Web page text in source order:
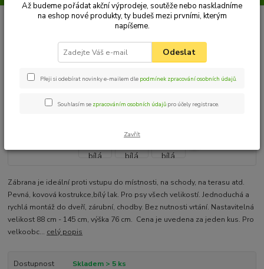
Příslušenství Bezpečnostní zábrana bílá šroubovací
Bezpečnostní zábrana bílá
šroubovací
Zábrana je ideální proti vstupu do místnosti, na schody, na terasu atd.
Pevná, kovová kostrukce,bílý lak. Pro psy všech velikostí. Jednoduchá a
rychlá montáž do dveří, zárubní, chodby. Bez nutnosti vrtání. Nastavitelná
velikost 88 cm - 145 cm, výška 76 cm. Cena je uvedena za jeden kus. Pro
velkoobc... celý popis
Dostupnost Skladem > 5 ks
Až budeme pořádat akční výprodeje, soutěže nebo naskladníme
na eshop nové produkty, ty budeš mezi prvními, kterým
napíšeme.
Odeslat
Přeji si odebírat novinky e-mailem dle podmínek zpracování osobních údajů.
Souhlasím se zpracováním osobních údajů pro účely registrace.
Zavřít